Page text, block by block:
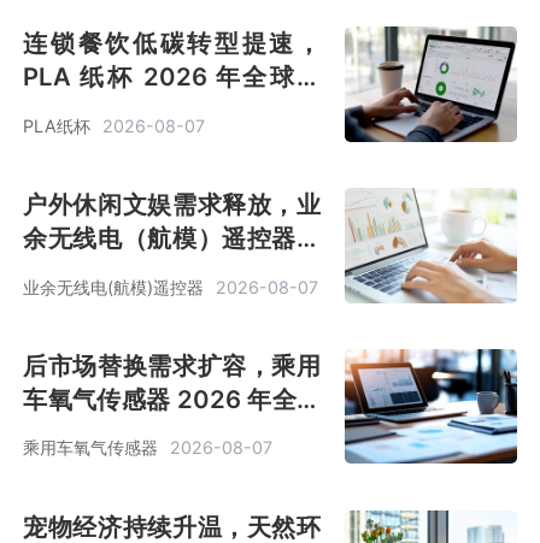
连锁餐饮低碳转型提速，
PLA 纸杯 2026 年全球销
售额预计达 11 亿美元[图]
PLA纸杯 2026-08-07
户外休闲文娱需求释放，业
余无线电（航模）遥控器渗
透率提升，2026 年市场规
模 1.97 亿美元[图]
业余无线电(航模)遥控器 2026-08-07
后市场替换需求扩容，乘用
车氧气传感器 2026 年全球
销售额突破 55 亿美元[图]
乘用车氧气传感器 2026-08-07
宠物经济持续升温，天然环